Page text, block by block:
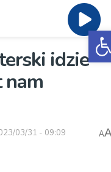
idzie
nam
03/31 - 09:09 A